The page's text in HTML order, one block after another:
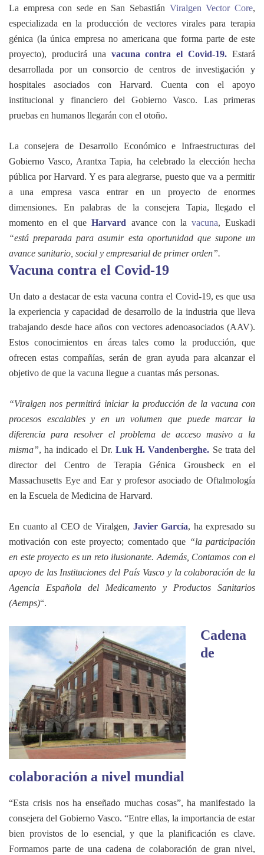
La empresa con sede en San Sebastián Viralgen Vector Core,
especializada en la producción de vectores virales para terapia
génica (la única empresa no americana que forma parte de este
proyecto), producirá una vacuna contra el Covid-19.Estará
desarrollada por un consorcio de centros de investigación y
hospitales asociados con Harvard. Cuenta con el apoyo
institucional y financiero del Gobierno Vasco. Las primeras
pruebas en humanos llegarán con el otoño.
La consejera de Desarrollo Económico e Infraestructuras del
Gobierno Vasco, Arantxa Tapia, ha celebrado la elección hecha
pública por Harvard. Y es para alegrarse, puesto que va a permitir
a una empresa vasca entrar en un proyecto de enormes
dimensiones. En palabras de la consejera Tapia, llegado el
momento en el queHarvard avance con la vacuna, Euskadi
“está preparada para asumir esta oportunidad que supone un
avance sanitario, social y empresarial de primer orden”.
Vacuna contra el Covid-19
Un dato a destacar de esta vacuna contra el Covid-19, es que usa
la experiencia y capacidad de desarrollo de la industria que lleva
trabajando desde hace años con vectores adenoasociados (AAV).
Estos conocimientos en áreas tales como la producción, que
ofrecen estas compañías, serán de gran ayuda para alcanzar el
objetivo de que la vacuna llegue a cuantas más personas.
“Viralgen nos permitirá iniciar la producción de la vacuna con
procesos escalables y en un volumen que puede marcar la
diferencia para resolver el problema de acceso masivo a la
misma”, ha indicado el Dr. Luk H. Vandenberghe. Se trata del
director del Centro de Terapia Génica Grousbeck en el
Massachusetts Eye and Ear y profesor asociado de Oftalmología
en la Escuela de Medicina de Harvard.
En cuanto al CEO de Viralgen, Javier García, ha expresado su
motivación con este proyecto; comentado que “la participación
en este proyecto es un reto ilusionante. Además, Contamos con el
apoyo de las Instituciones del País Vasco y la colaboración de la
Agencia Española del Medicamento y Productos Sanitarios
(Aemps)“.
Cadena
de
colaboración a nivel mundial
“Esta crisis nos ha enseñado muchas cosas”, ha manifestado la
consejera del Gobierno Vasco. “Entre ellas, la importancia de estar
bien provistos de lo esencial, y que la planificación es clave.
Formamos parte de una cadena de colaboración de gran nivel,